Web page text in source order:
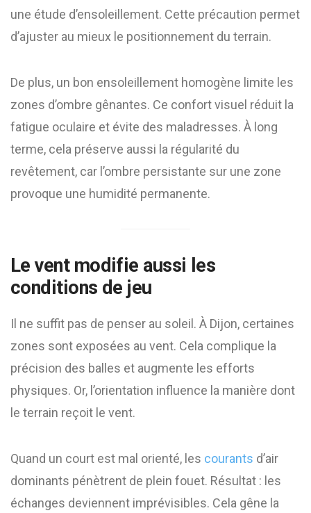
une étude d’ensoleillement. Cette précaution permet
d’ajuster au mieux le positionnement du terrain.
De plus, un bon ensoleillement homogène limite les
zones d’ombre gênantes. Ce confort visuel réduit la
fatigue oculaire et évite des maladresses. À long
terme, cela préserve aussi la régularité du
revêtement, car l’ombre persistante sur une zone
provoque une humidité permanente.
Le vent modifie aussi les
conditions de jeu
Il ne suffit pas de penser au soleil. À Dijon, certaines
zones sont exposées au vent. Cela complique la
précision des balles et augmente les efforts
physiques. Or, l’orientation influence la manière dont
le terrain reçoit le vent.
Quand un court est mal orienté, les courants d’air
dominants pénètrent de plein fouet. Résultat : les
échanges deviennent imprévisibles. Cela gêne la